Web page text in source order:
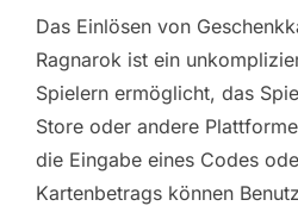
Das Einlösen von
Ragnarok ist ein
Spielern ermöglicht, das
Store oder andere
die Eingabe eines Codes
Kartenbetrags können